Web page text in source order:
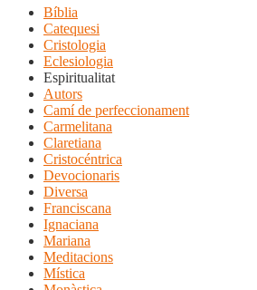
Bíblia
Catequesi
Cristologia
Eclesiologia
Espiritualitat
Autors
Camí de perfeccionament
Carmelitana
Claretiana
Cristocéntrica
Devocionaris
Diversa
Franciscana
Ignaciana
Mariana
Meditacions
Mística